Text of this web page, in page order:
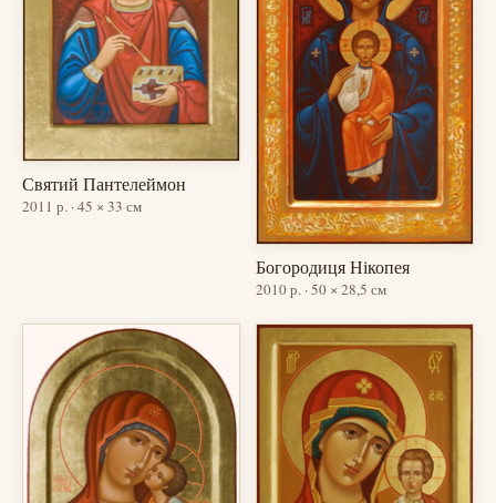
Святий Пантелеймон
2011 р. · 45 × 33 см
Богородиця Нікопея
2010 р. · 50 × 28,5 см